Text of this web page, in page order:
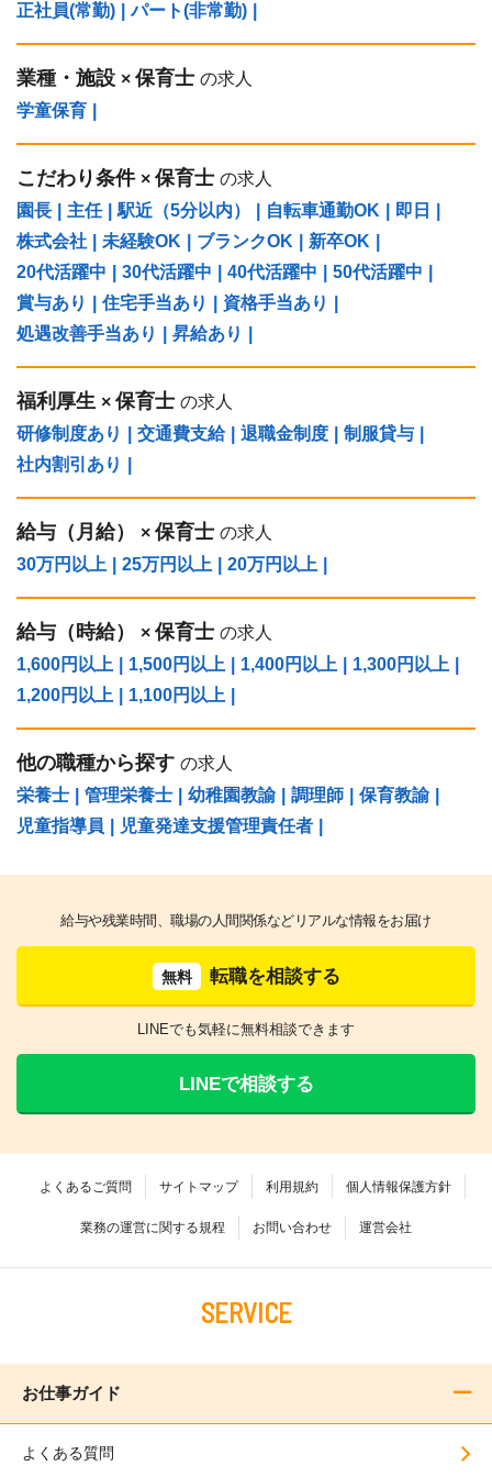
正社員(常勤)
パート(非常勤)
業種・施設 × 保育士 の求人
学童保育
こだわり条件 × 保育士 の求人
園長
主任 駅近（5分以内） 自転車通勤OK 即日
株式会社
未経験OK ブランクOK 新卒OK
20代活躍中
30代活躍中 40代活躍中 50代活躍中
賞与あり
住宅手当あり 資格手当あり
処遇改善手当あり
昇給あり
福利厚生 × 保育士 の求人
研修制度あり
交通費支給 退職金制度 制服貸与
社内割引あり
給与（⽉給） × 保育士 の求人
30万円以上
25万円以上 20万円以上
給与（時給） × 保育士 の求人
1,600円以上
1,500円以上 1,400円以上 1,300円以上
1,200円以上
1,100円以上
他の職種から探す の求人
栄養士
管理栄養士 幼稚園教諭 調理師 保育教諭
児童指導員
児童発達支援管理責任者
給与や残業時間、職場の人間関係などリアルな情報をお届け
無料 転職を相談する
LINEでも気軽に無料相談できます
LINEで相談する
よくあるご質問 サイトマップ 利用規約 個人情報保護方針
業務の運営に関する規程 お問い合わせ 運営会社
SERVICE
お仕事ガイド
よくある質問